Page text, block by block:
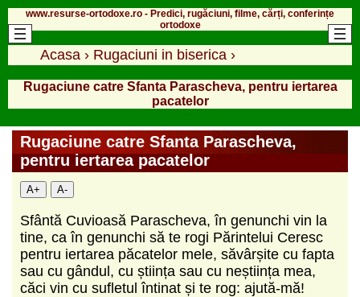
www.resurse-ortodoxe.ro - Predici, rugăciuni, filme, cărți, conferințe
ortodoxe
Acasa › Rugaciuni in biserica ›
Rugaciune catre Sfanta Parascheva, pentru iertarea
pacatelor
Rugaciune catre Sfanta Parascheva,
pentru iertarea pacatelor
A+ A-
Sfântă Cuvioasă Parascheva, în genunchi vin la
tine, ca în genunchi să te rogi Părintelui Ceresc
pentru iertarea păcatelor mele, săvârșite cu fapta
sau cu gândul, cu știința sau cu neștiința mea,
căci vin cu sufletul întinat și te rog: ajută-mă!